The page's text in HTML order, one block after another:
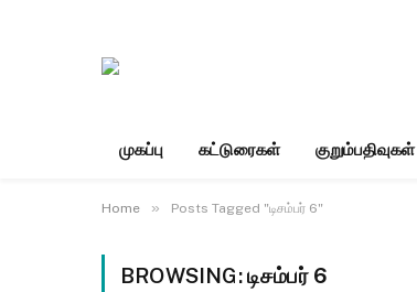
முகப்பு கட்டுரைகள் குறும்பதிவுகள்
Home » Posts Tagged "டிசம்பர் 6"
BROWSING:டிசம்பர் 6